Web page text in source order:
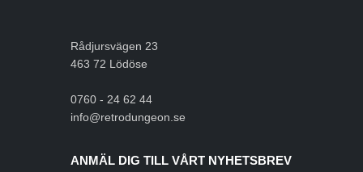
Rådjursvägen 23
463 72 Lödöse
0760 - 24 62 44
info@retrodungeon.se
ANMÄL DIG TILL VÅRT NYHETSBREV